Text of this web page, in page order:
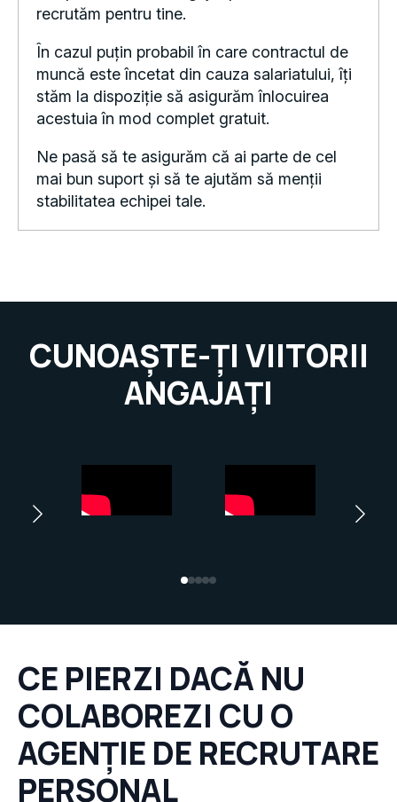
În cazul puțin probabil în care contractul de
muncă este încetat din cauza salariatului, îți
stăm la dispoziție să asigurăm înlocuirea
acestuia în mod complet gratuit.
mai bun suport și să te ajutăm să menții
stabilitatea echipei tale.
CUNOAȘTE-ȚI VIITORII
ANGAJAȚI
CE PIERZI DACĂ NU
COLABOREZI CU O
AGENȚIE DE RECRUTARE
PERSONAL